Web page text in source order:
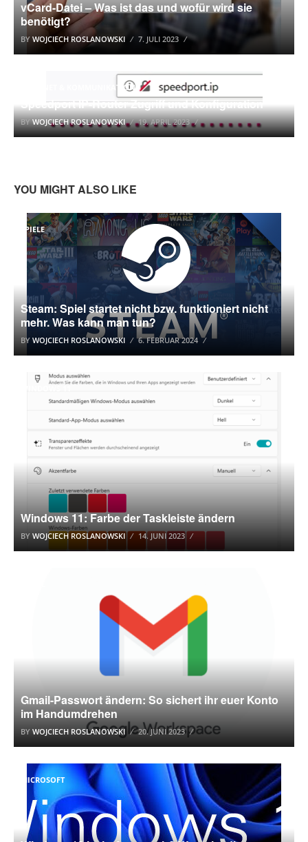
vCard-Datei – Was ist das und wofür wird sie
benötigt?
BY WOJCIECH ROSLANOWSKI 7. JULI 2023
INTERNET & KOMMUNIKATION
Speedport IP-Router Zugriff und Konfiguration
BYWOJCIECH ROSLANOWSKI 19. APRIL 2023
YOU MIGHT ALSO LIKE
SPIELE
Steam: Spiel startet nicht bzw. funktioniert nicht
mehr. Was kann man tun?
BY WOJCIECH ROSLANOWSKI 6. FEBRUAR 2024
Windows 11: Farbe der Taskleiste ändern
BY WOJCIECH ROSLANOWSKI 14. JUNI 2023
Gmail-Passwort ändern: So sichert ihr euer Konto
im Handumdrehen
BY WOJCIECH ROSLANOWSKI 20. JUNI 2023
MICROSOFT